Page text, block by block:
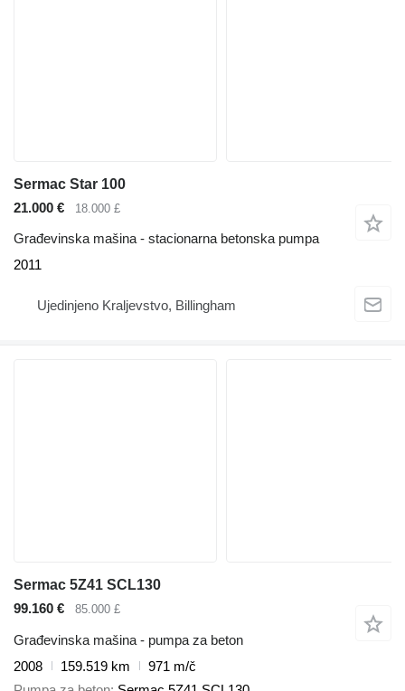
Sermac Star 100
21.000 €
18.000 £
Građevinska mašina - stacionarna betonska pumpa
2011
Ujedinjeno Kraljevstvo, Billingham
Sermac 5Z41 SCL130
99.160 €
85.000 £
Građevinska mašina - pumpa za beton
2008
159.519 km
971 m/č